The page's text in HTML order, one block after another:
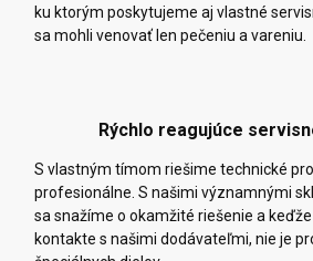
ku ktorým poskytujeme aj vlastné
sa mohli venovať len pečeniu a vareniu.
Rýchlo reagujúce
S vlastným tímom riešime technické
profesionálne. S našimi významnými
sa snažíme o okamžité riešenie a
kontakte s našimi dodávateľmi, nie je